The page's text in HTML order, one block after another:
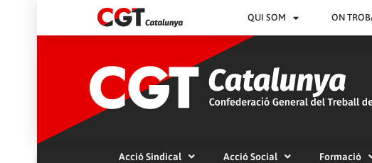
QUI SOM ON
Acció Sindical Acció Social Formació